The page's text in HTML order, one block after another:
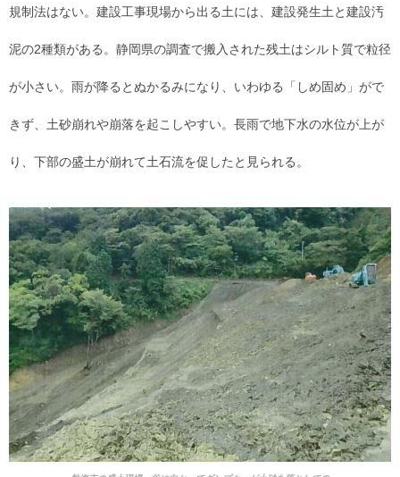
規制法はない。建設工事現場から出る土には、建設発生土と建設汚
泥の2種類がある。静岡県の調査で搬入された残土はシルト質で粒径
が小さい。雨が降るとぬかるみになり、いわゆる「しめ固め」がで
きず、土砂崩れや崩落を起こしやすい。長雨で地下水の水位が上が
り、下部の盛土が崩れて土石流を促したと見られる。